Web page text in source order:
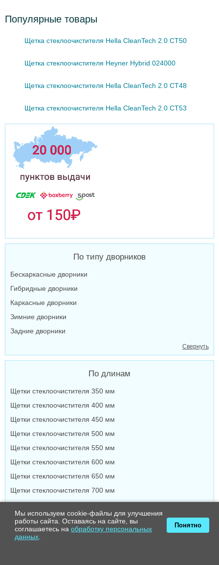
Популярные товары
Щетка стеклоочистителя Hella CleanTech 2.0 CT50
Щетка стеклоочистителя Heyner Hybrid 024000
Щетка стеклоочистителя Hella CleanTech 2.0 CT48
Щетка стеклоочистителя Hella CleanTech 2.0 CT53
По типу дворников
Бескаркасные дворники
Гибридные дворники
Каркасные дворники
Зимние дворники
Задние дворники
Свернуть
По длинам
Щетки стеклоочистителя 350 мм
Щетки стеклоочистителя 400 мм
Щетки стеклоочистителя 450 мм
Щетки стеклоочистителя 500 мм
Щетки стеклоочистителя 550 мм
Щетки стеклоочистителя 600 мм
Щетки стеклоочистителя 650 мм
Щетки стеклоочистителя 700 мм
По типам крепления
Мы используем cookie-файлы для улучшения
работы сайта. Оставаясь на сайте, вы
соглашаетесь на обработку персональных
данных
Понятно